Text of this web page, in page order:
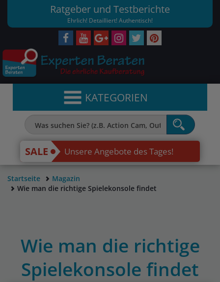
Ratgeber und Testberichte
Ehrlich! Detailliert! Authentisch!
KATEGORIEN
SALE Unsere Angebote des Tages!
Startseite
Magazin
Wie man die richtige Spielekonsole findet
Wie man die richtige
Spielekonsole findet